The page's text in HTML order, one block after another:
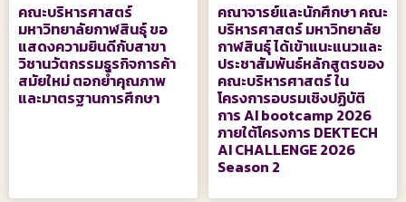
คณะบริหารศาสตร์
มหาวิทยาลัยกาฬสินธุ์ ขอ
แสดงความยินดีกับสาขา
วิชานวัตกรรมธุรกิจการค้า
สมัยใหม่ ตอกย้ำคุณภาพ
และมาตรฐานการศึกษา
คณาจารย์และนักศึกษา คณะ
บริหารศาสตร์ มหาวิทยาลัย
กาฬสินธุ์ ได้เข้าแนะแนวและ
ประชาสัมพันธ์หลักสูตรของ
คณะบริหารศาสตร์ ใน
โครงการอบรมเชิงปฏิบัติ
การ AI bootcamp 2026
ภายใต้โครงการ DEKTECH
AI CHALLENGE 2026
Season 2